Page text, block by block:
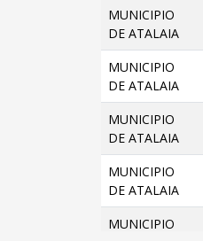
MUNICIPIO
DE ATALAIA
MUNICIPIO
DE ATALAIA
MUNICIPIO
DE ATALAIA
MUNICIPIO
DE ATALAIA
MUNICIPIO